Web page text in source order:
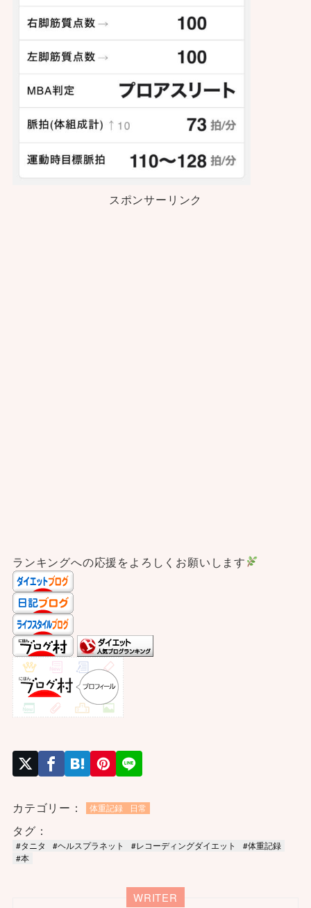
スポンサーリンク
ランキングへの応援をよろしくお願いします
カテゴリー： 体重記録 日常
タグ：
#タニタ #ヘルスプラネット #レコーディングダイエット
#体重記録
#本
WRITER